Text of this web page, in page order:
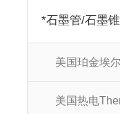
*石墨管/石墨锥